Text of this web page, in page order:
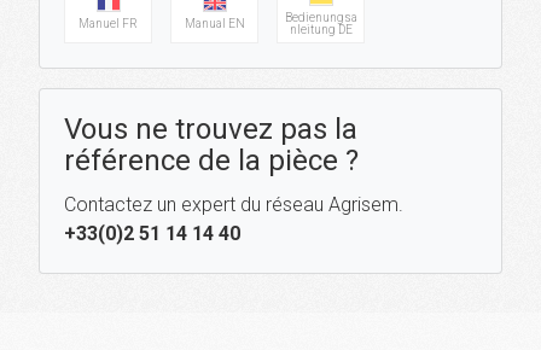
Manuel FR Manual EN
Bedienungsa
nleitung DE
Vous ne trouvez pas la
référence de la pièce ?
Contactez un expert du réseau Agrisem.
+33(0)2 51 14 14 40